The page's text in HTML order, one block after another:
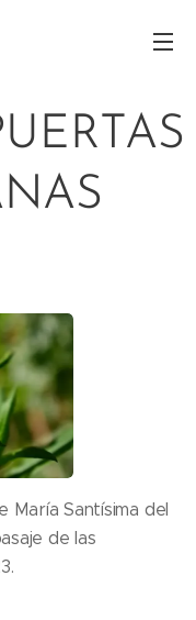
María Santísima del
de las